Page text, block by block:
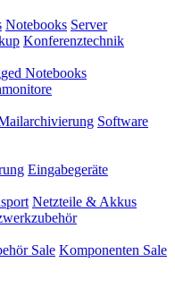
Notebooks Server
Konferenztechnik
Notebooks
Software
Eingabegeräte
Netzteile & Akkus
Sale Komponenten Sale